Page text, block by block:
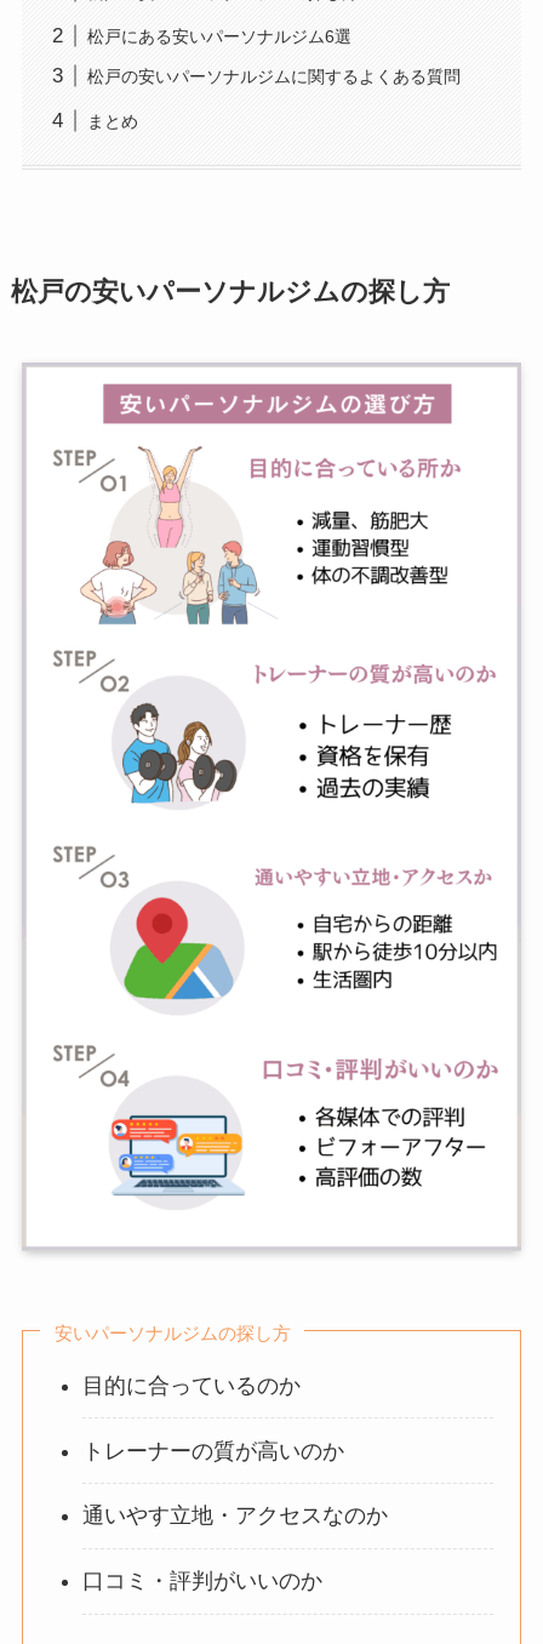
松戸にある安いパーソナルジム6選
松戸の安いパーソナルジムに関するよくある質問
まとめ
松戸の安いパーソナルジムの探し方
安いパーソナルジムの探し方
目的に合っているのか
トレーナーの質が高いのか
通いやす立地・アクセスなのか
口コミ・評判がいいのか